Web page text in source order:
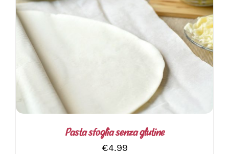
AGGIUNGI AL CARRELLO / DETTAGLI
Pasta sfoglia senza glutine
€4.99